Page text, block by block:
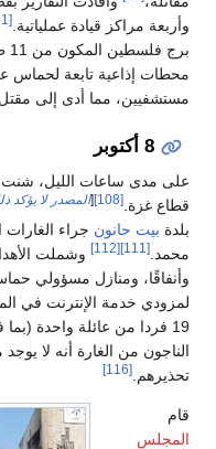
وأربعة مراكز قيادة عملياتية.[81]
برج فلسطين المكون من 11 طابقاً في وسط مدينة
محطات إذاعية تابعة
مستشفيين، مما أدى إلى
8 أكتوبر
قطاع غزة. [108]
[المصدر لا يؤكد
بلدة بيت حانون جراء الغارات
محمد. [111]
[112]
وشملت
وأنفاقًا، ومنازل مسؤولي
لمزودي خدمة الإنترنت في
19 فردا من عائلة واحدة (بما في ذلك النساء والأطفال)؛
الناجون من الغارة أنه لا
تحذيرهم. [116]
قام
المجلس